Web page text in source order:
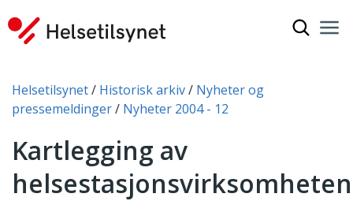
Du er her:
Helsetilsynet Historisk arkiv
Nyheter og
pressemeldinger
Nyheter 2004 - 12
Kartlegging av
helsestasjonsvirksomheten